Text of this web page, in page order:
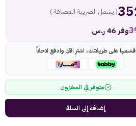
( يشمل الضريبة المضافة )
وفر 46 ر.س
قسّمها على طريقتك، اشترِ الآن وادفع لاحقاً
متوفر في المخزون
إضافة إلى السلة